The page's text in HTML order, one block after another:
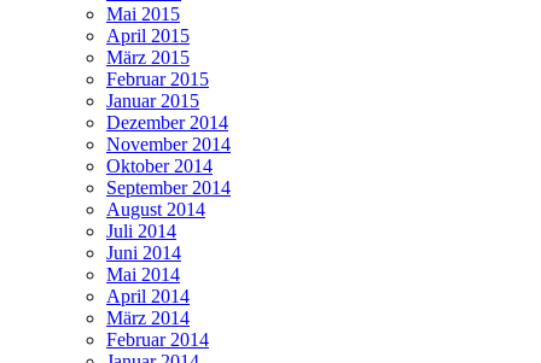
Mai 2015
April 2015
März 2015
Februar 2015
Januar 2015
Dezember 2014
November 2014
Oktober 2014
September 2014
August 2014
Juli 2014
Juni 2014
Mai 2014
April 2014
März 2014
Februar 2014